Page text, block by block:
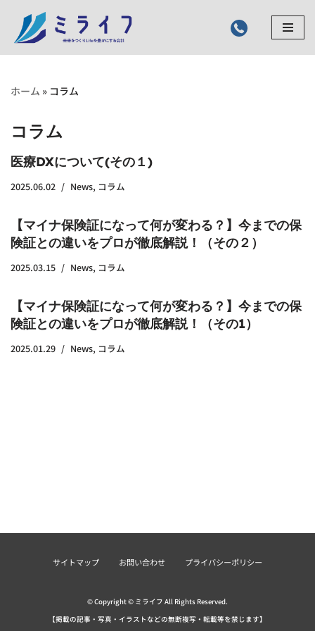
コ
ン
ン
へ
キ
ホーム » コラム
コラム
医療DXについて(その１)
2025.06.02 News, コラム
【マイナ保険証になって何が変わる？】今までの保
険証との違いをプロが徹底解説！（その２）
2025.03.15 News, コラム
【マイナ保険証になって何が変わる？】今までの保
険証との違いをプロが徹底解説！（その1）
2025.01.29 News, コラム
サイトマップ お問い合わせ プライバシーポリシー
© Copyright © ミライフ All Rights Reserved.
【掲載の記事・写真・イラストなどの無断複写・転載等を禁じます】